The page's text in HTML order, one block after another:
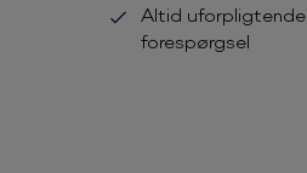
Altid uforpligtende
forespørgsel